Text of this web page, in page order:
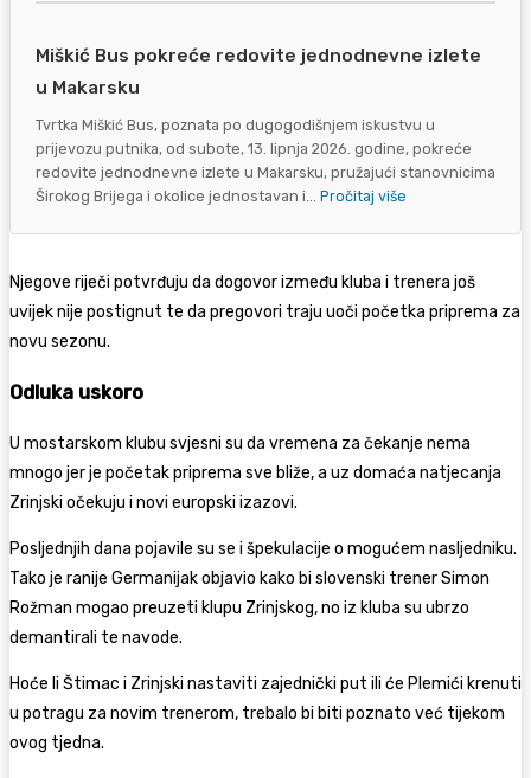
Miškić Bus pokreće redovite jednodnevne izlete
u Makarsku
Tvrtka Miškić Bus, poznata po dugogodišnjem iskustvu u
prijevozu putnika, od subote, 13. lipnja 2026. godine, pokreće
redovite jednodnevne izlete u Makarsku, pružajući stanovnicima
Širokog Brijega i okolice jednostavan i... Pročitaj više
Njegove riječi potvrđuju da dogovor između kluba i trenera još
uvijek nije postignut te da pregovori traju uoči početka priprema za
novu sezonu.
Odluka uskoro
U mostarskom klubu svjesni su da vremena za čekanje nema
mnogo jer je početak priprema sve bliže, a uz domaća natjecanja
Zrinjski očekuju i novi europski izazovi.
Posljednjih dana pojavile su se i špekulacije o mogućem nasljedniku.
Tako je ranije Germanijak objavio kako bi slovenski trenerSimon
Rožman mogao preuzeti klupu Zrinjskog, no iz kluba su ubrzo
demantirali te navode.
Hoće li Štimac i Zrinjski nastaviti zajednički put ili će Plemići krenuti
u potragu za novim trenerom, trebalo bi biti poznato već tijekom
ovog tjedna.